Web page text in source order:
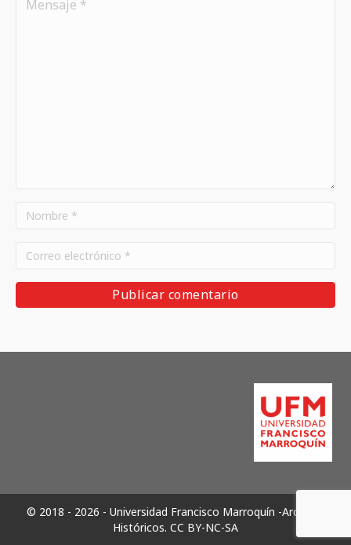
© 2018 - 2026 - Universidad Francisco Marroquín -Archivos
Históricos. CC BY-NC-SA